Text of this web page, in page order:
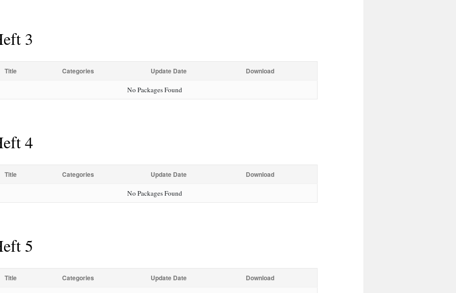
3
Title Categories Update Date Download
No Packages Found
4
Title Categories Update Date Download
No Packages Found
5
Title Categories Update Date Download